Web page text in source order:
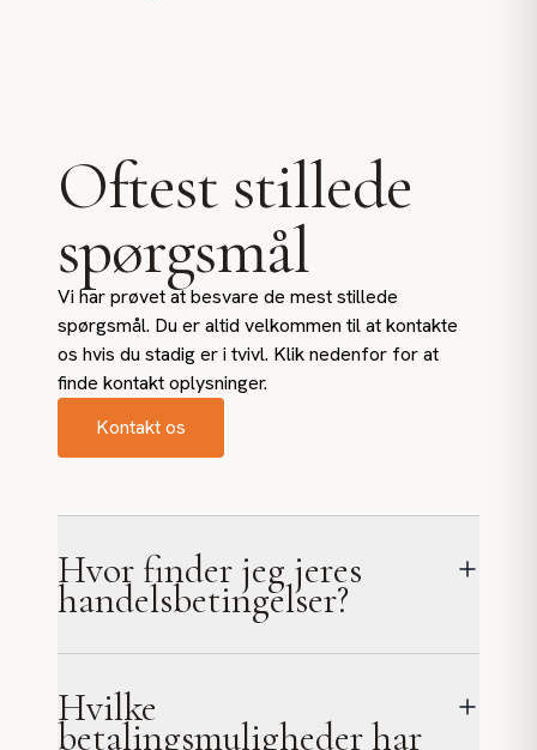
Oftest stillede
spørgsmål
Vi har prøvet at besvare de mest stillede
spørgsmål. Du er altid velkommen til at kontakte
os hvis du stadig er i tvivl. Klik nedenfor for at
finde kontakt oplysninger.
Kontakt os
Hvor finder jeg jeres
handelsbetingelser?
Hvilke
betalingsmuligheder har